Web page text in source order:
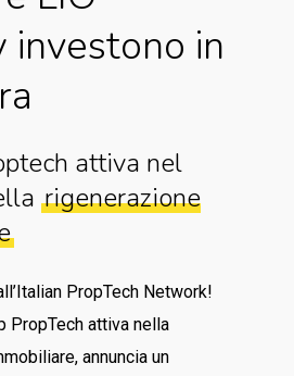
investono in
attiva nel
rigenerazione
PropTech Network!
PropTech attiva nella
annuncia un